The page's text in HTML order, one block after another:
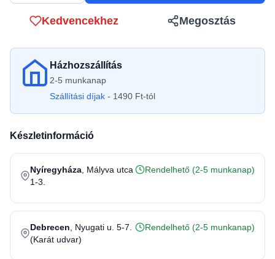
Kedvencekhez Megosztás
Házhozszállítás
2-5 munkanap
Szállítási díjak - 1490 Ft-tól
Készletinformáció
Nyíregyháza , Mályva utca
1-3.
Rendelhető (2-5 munkanap)
Debrecen , Nyugati u. 5-7.
(Karát udvar)
Rendelhető (2-5 munkanap)